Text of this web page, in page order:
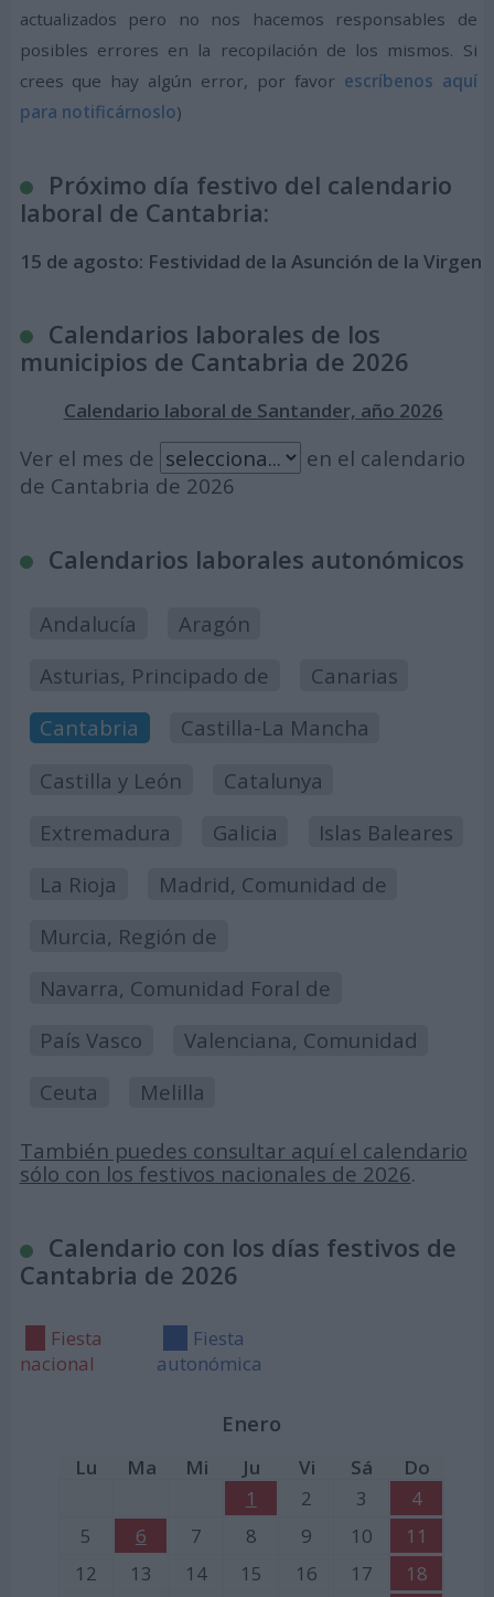
actualizados pero no nos hacemos responsables de
posibles errores en la recopilación de los mismos. Si
crees que hay algún error, por favor escríbenos aquí
para notificárnoslo)
Próximo día festivo del calendario
laboral de Cantabria:
15 de agosto: Festividad de la Asunción de la Virgen
Calendarios laborales de los
municipios de Cantabria de 2026
Calendario laboral de Santander, año 2026
Ver el mes de
en el calendario
de Cantabria de 2026
Calendarios laborales autonómicos
Andalucía
Aragón
Asturias, Principado de
Canarias
Cantabria
Castilla-La Mancha
Castilla y León
Catalunya
Extremadura
Galicia
Islas Baleares
La Rioja
Madrid, Comunidad de
Murcia, Región de
Navarra, Comunidad Foral de
País Vasco
Valenciana, Comunidad
Ceuta
Melilla
También puedes consultar aquí el calendario
sólo con los festivos nacionales de 2026.
Calendario con los días festivos de
Cantabria de 2026
Fiesta
nacional
Fiesta
autonómica
Enero
Lu Ma Mi Ju Vi Sá
Do
1
2 3
4
5
6 7 8 9 10
11
12
13 14 15 16 17 18